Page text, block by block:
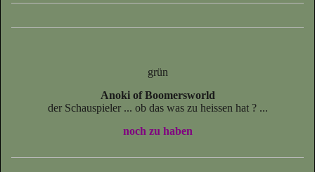
grün
Anoki of Boomersworld
der Schauspieler ... ob das was zu heissen hat ? ...
noch zu haben